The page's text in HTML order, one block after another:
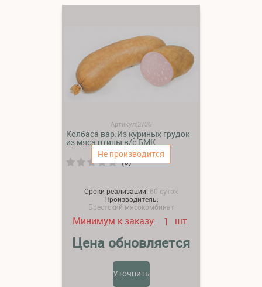
Не производится
Артикул:2736
Колбаса вар.Из куриных грудок
из мяса птицы в/с БМК
(0)
Сроки реализации: 60 суток
Производитель:
Брестский мясокомбинат
Минимум к заказу: 1 шт.
Цена обновляется
Уточнить